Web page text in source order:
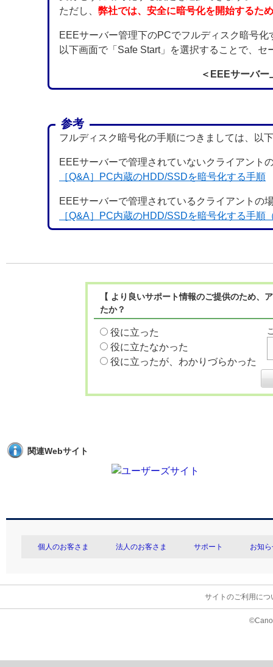
ただし、 弊社では、安全に暗号化を開始するた
EEEサーバー管理下のPCでフルディスク暗号
以下画面で「Safe Start」を選択することで、
＜EEEサーバ
参考
フルディスク暗号化の手順につきましては、以
EEEサーバーで管理されていないクライアント
［Q&A］PC内蔵のHDD/SSDを暗号化する手順
EEEサーバーで管理されているクライアントの
［Q&A］PC内蔵のHDD/SSDを暗号化する手順
【 より良いサポート情報のご提供のため
たか？
役に立った
役に立たなかった
役に立ったが、わかりづらかった
関連Webサイト
個人のお客さま 法人のお客さま サポート お知
サイトのご利用につ